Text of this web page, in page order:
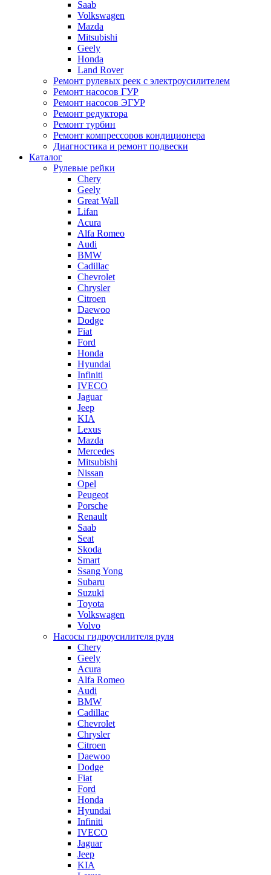
Saab
Volkswagen
Mazda
Mitsubishi
Geely
Honda
Land Rover
Ремонт рулевых реек с электроусилителем
Ремонт насосов ГУР
Ремонт насосов ЭГУР
Ремонт редуктора
Ремонт турбин
Ремонт компрессоров кондиционера
Диагностика и ремонт подвески
Каталог
Рулевые рейки
Chery
Geely
Great Wall
Lifan
Acura
Alfa Romeo
Audi
BMW
Cadillac
Chevrolet
Chrysler
Citroen
Daewoo
Dodge
Fiat
Ford
Honda
Hyundai
Infiniti
IVECO
Jaguar
Jeep
KIA
Lexus
Mazda
Mercedes
Mitsubishi
Nissan
Opel
Peugeot
Porsche
Renault
Saab
Seat
Skoda
Smart
Ssang Yong
Subaru
Suzuki
Toyota
Volkswagen
Volvo
Насосы гидроусилителя руля
Chery
Geely
Acura
Alfa Romeo
Audi
BMW
Cadillac
Chevrolet
Chrysler
Citroen
Daewoo
Dodge
Fiat
Ford
Honda
Hyundai
Infiniti
IVECO
Jaguar
Jeep
KIA